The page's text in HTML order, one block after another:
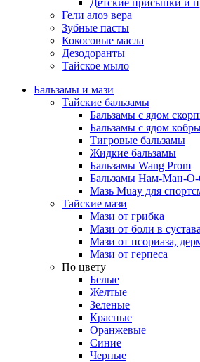
Детские присыпки и
Гели алоэ вера
Зубные пасты
Кокосовые масла
Дезодоранты
Тайское мыло
Бальзамы и мази
Тайские бальзамы
Бальзамы с ядом
Бальзамы с ядом
Тигровые бальзамы
Жидкие бальзамы
Бальзамы Wang Prom
Бальзамы Нам-Ман-
Мазь Muay для
Тайские мази
Мази от грибка
Мази от боли в
Мази от псориаза,
Мази от герпеса
По цвету
Белые
Желтые
Зеленые
Красные
Оранжевые
Синие
Черные